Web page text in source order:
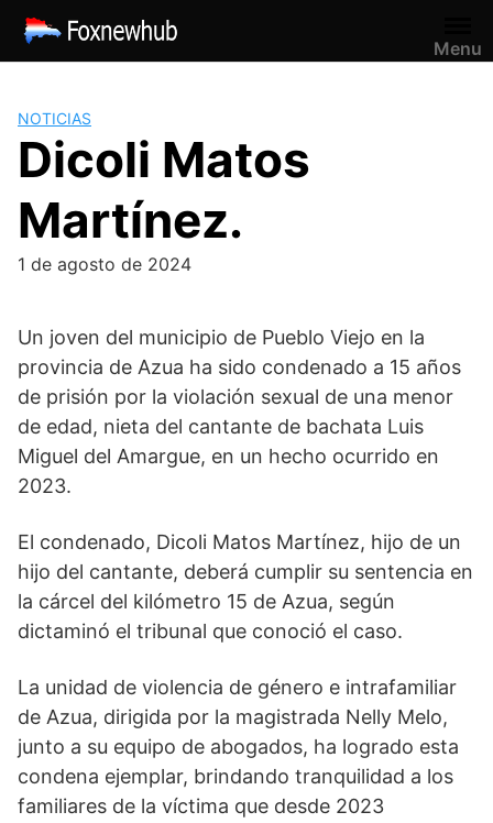
Saltar
contenido
Menu
NOTICIAS
Dicoli Matos
Martínez.
1 de agosto de 2024
Un joven del municipio de Pueblo Viejo en la
provincia de Azua ha sido condenado a 15 años
de prisión por la violación sexual de una menor
de edad, nieta del cantante de bachata Luis
Miguel del Amargue, en un hecho ocurrido en
2023.
El condenado, Dicoli Matos Martínez, hijo de un
hijo del cantante, deberá cumplir su sentencia en
la cárcel del kilómetro 15 de Azua, según
dictaminó el tribunal que conoció el caso.
La unidad de violencia de género e intrafamiliar
de Azua, dirigida por la magistrada Nelly Melo,
junto a su equipo de abogados, ha logrado esta
condena ejemplar, brindando tranquilidad a los
familiares de la víctima que desde 2023